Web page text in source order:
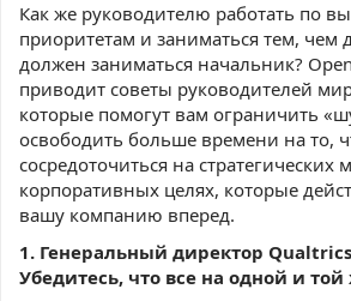
Как же руководителю работать по
приоритетам и заниматься тем, чем
должен заниматься начальник?
приводит советы руководителей
которые помогут вам ограничить
освободить больше времени на то,
сосредоточиться на стратегических
корпоративных целях, которые
вашу компанию вперед.
1. Генеральный директор
Убедитесь, что все на одной и